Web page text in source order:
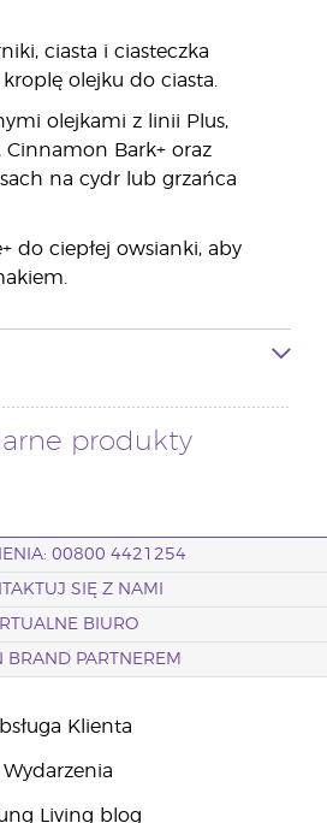
ciasta i ciasteczka
olejku do ciasta.
olejkami z linii Plus,
Bark+ oraz
na cydr lub grzańca
do ciepłej owsianki, aby
produkty
00800 4421254
SIĘ Z NAMI
BIURO
BRAND PARTNEREM
Klienta
Wydarzenia
Living blog